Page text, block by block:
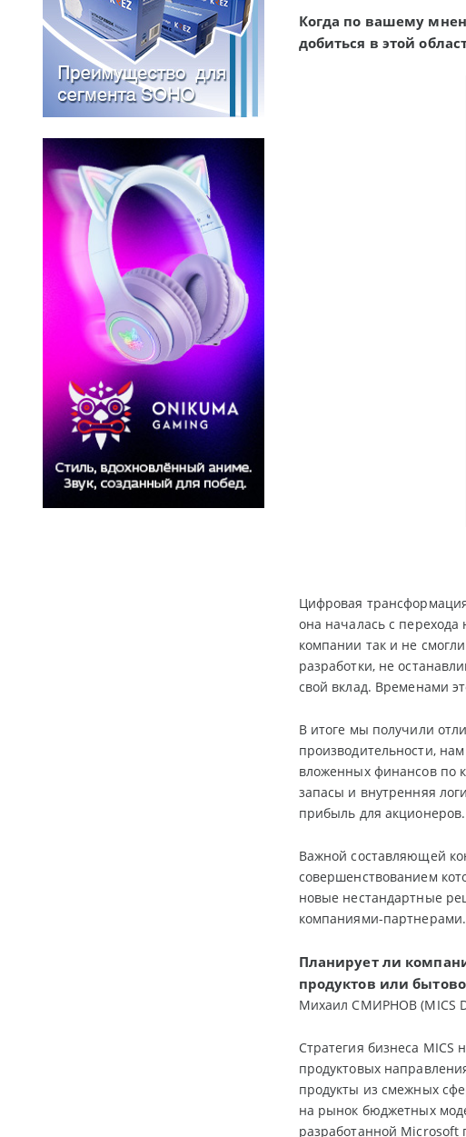
Когда по вашему
добиться в этой
Цифровая
она началась с
компании так и не
разработки, не
свой вклад. Временами
В итоге мы получили
производительности,
вложенных финансов по
запасы и внутренняя
прибыль для акционеров.
Важной составляющей
совершенствованием
новые нестандартные
компаниями-партнерами.
Планирует ли
продуктов или
Михаил СМИРНОВ (MICS
Стратегия бизнеса
продуктовых
продукты из смежных
на рынок бюджетных
разработанной Microsoft